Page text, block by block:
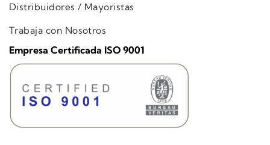
Distribuidores / Mayoristas
Trabaja con Nosotros
Empresa Certificada ISO 9001